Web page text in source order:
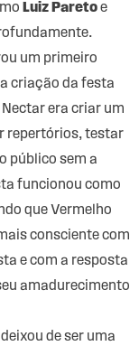
Luiz Paretoe
um primeiro
criação da festa
era criar um
repertórios, testar
público sem a
funcionou como
que Vermelho
consciente com
e com a resposta
amadurecimento
de ser uma